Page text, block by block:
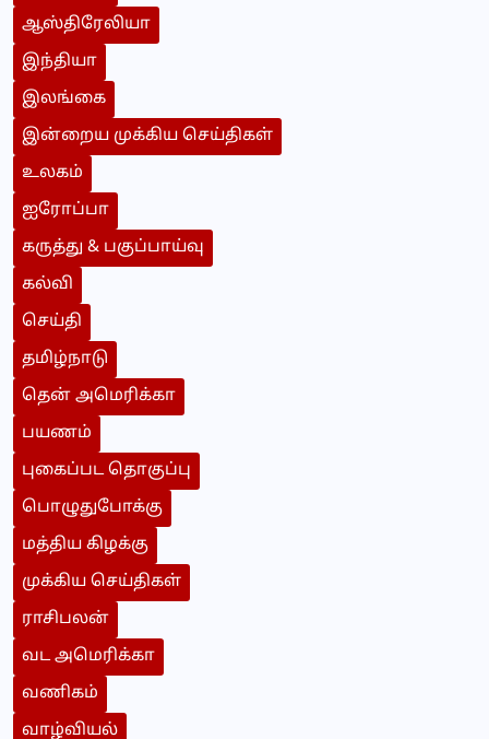
ஆஸ்திரேலியா
இந்தியா
இலங்கை
இன்றைய முக்கிய செய்திகள்
உலகம்
ஐரோப்பா
கருத்து & பகுப்பாய்வு
கல்வி
செய்தி
தமிழ்நாடு
தென் அமெரிக்கா
பயணம்
புகைப்பட தொகுப்பு
பொழுதுபோக்கு
மத்திய கிழக்கு
முக்கிய செய்திகள்
ராசிபலன்
வட அமெரிக்கா
வணிகம்
வாழ்வியல்